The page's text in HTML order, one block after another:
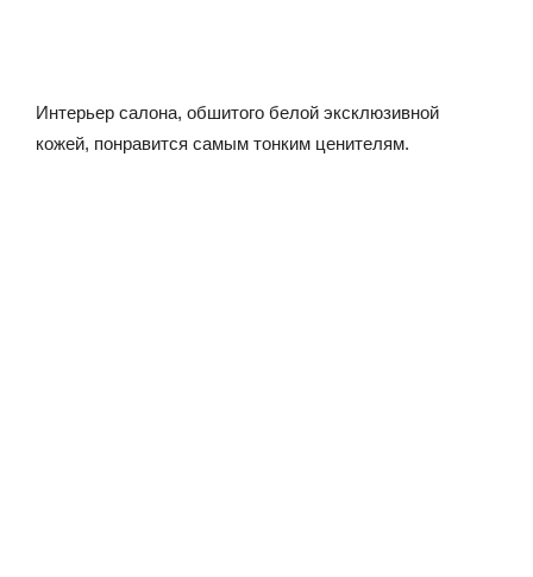
Интерьер салона, обшитого белой эксклюзивной
кожей, понравится самым тонким ценителям.